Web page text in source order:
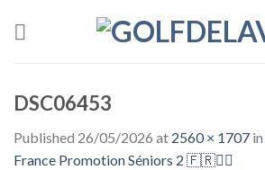
DSC06453
Published 26/05/2026 at 2560 × 1707 in
France Promotion Séniors 2 🇫🇷🏌️‍♂️